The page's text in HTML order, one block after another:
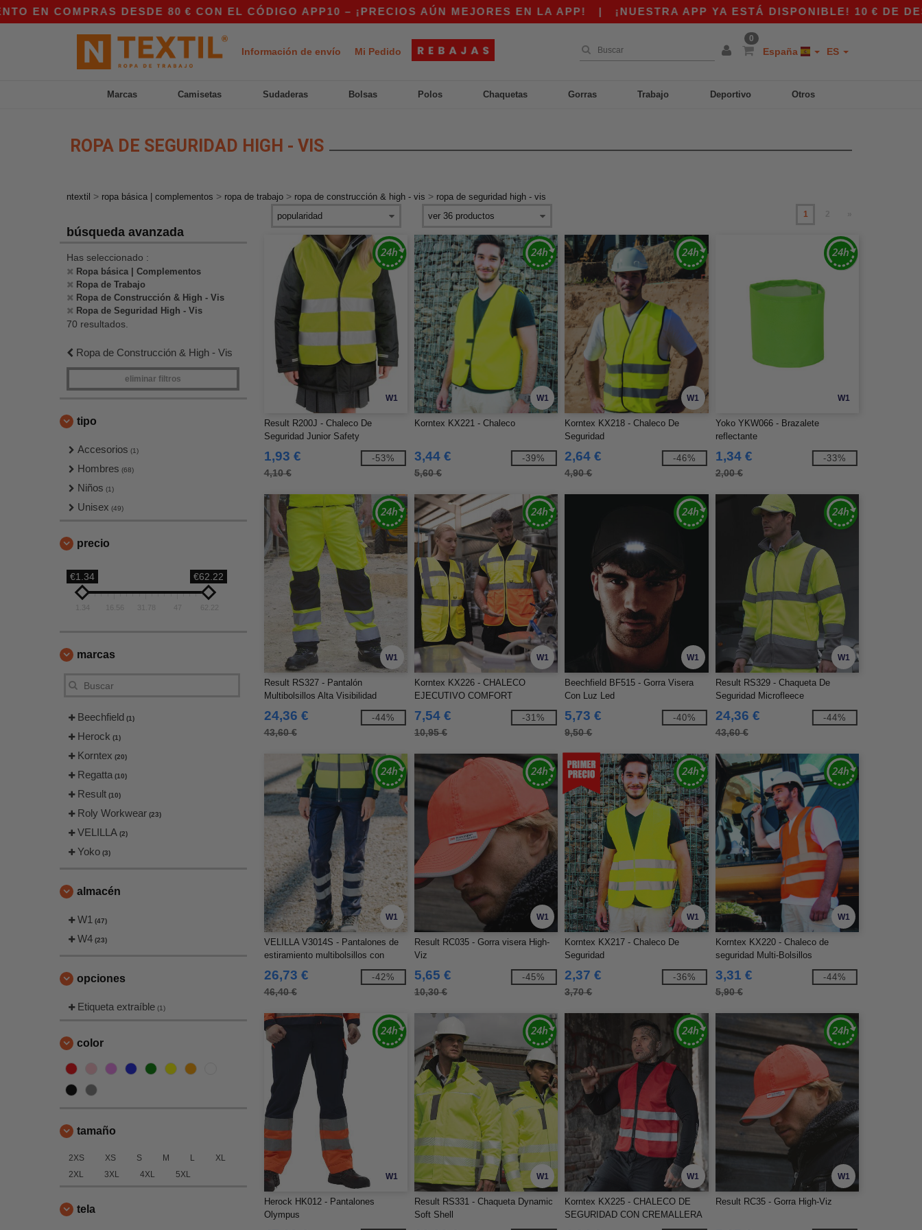
DESDE 80 € CON EL CÓDIGO APP10 – ¡PRECIOS AÚN MEJORES EN LA APP!|¡NUESTRA APP YA ESTÁ DISPONIBLE! 10 € DE DESCUENTO
Información de envío Mi Pedido
0
España ES
Marcas Camisetas Sudaderas Bolsas Polos Chaquetas Gorras Trabajo Deportivo Otros
ROPA DE SEGURIDAD HIGH - VIS
ntextil > ropa básica | complementos > ropa de trabajo > ropa de construcción & high - vis > ropa de seguridad high - vis
búsqueda avanzada
Has seleccionado :
Ropa básica | Complementos
Ropa de Trabajo
Ropa de Construcción & High - Vis
Ropa de Seguridad High - Vis
70 resultados.
Ropa de Construcción & High - Vis
eliminar filtros
tipo
Accesorios (1)
Hombres (68)
Niños (1)
Unisex (49)
precio
€1.34 €62.22
1.34 16.56 31.78 47
marcas
Beechfield (1)
Herock (1)
Korntex (20)
Regatta (10)
Result (10)
Roly Workwear (23)
VELILLA (2)
Yoko (3)
almacén
W1 (47)
W4 (23)
opciones
Etiqueta extraíble (1)
color
tamaño
2XS XS S M L
XL
2XL
3XL 4XL 5XL
tela
1
W1
Result R200J - Chaleco De
Seguridad Junior Safety
1,93 €
4,10 €
-53%
W1
Korntex KX221 - Chaleco
3,44 €
5,60 €
-39%
W1
Korntex KX218 - Chaleco De
Seguridad
2,64 €
4,90 €
-46%
W1
Yoko YKW066 - Brazalete
reflectante
1,34 €
2,00 €
-33%
W1
Result RS327 - Pantalón
Multibolsillos Alta Visibilidad
24,36 €
43,60 €
-44%
W1
Korntex KX226 - CHALECO
EJECUTIVO COMFORT
"HAMBURG"
7,54 €
10,95 €
-31%
W1
Beechfield BF515 - Gorra Visera
Con Luz Led
5,73 €
9,50 €
-40%
W1
Result RS329 - Chaqueta De
Seguridad Microfleece
24,36 €
43,60 €
-44%
W1
VELILLA V3014S - Pantalones de
estiramiento multibolsillos con
rayas reflectantes V3014S
26,73 €
46,40 €
-42%
W1
Result RC035 - Gorra visera High-
Viz
5,65 €
10,30 €
-45%
W1
Korntex KX217 - Chaleco De
Seguridad
2,37 €
3,70 €
-36%
W1
Korntex KX220 - Chaleco de
seguridad Multi-Bolsillos
3,31 €
5,90 €
-44%
W1
Herock HK012 - Pantalones
Olympus
W1
Result RS331 - Chaqueta Dynamic
Soft Shell
W1
Korntex KX225 - CHALECO DE
SEGURIDAD CON CREMALLERA
"COLOGNE"
W1
Result RC35 - Gorra High-Viz